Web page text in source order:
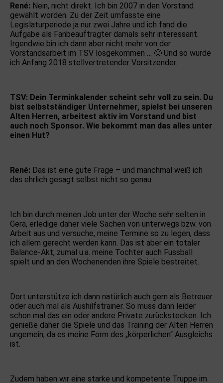
René: Nein, nicht direkt. Ich bin 2007 in den Vorstand
gewählt worden. Zu der Zeit umfasste eine
Legislaturperiode ja nur zwei Jahre und ich fand die
Aufgabe als Fanbeauftragter damals sehr interessant.
Irgendwie bin ich dann aber nicht mehr von der
Vorstandsarbeit im TSV losgekommen … 🙂 Und so wurde
ich Anfang 2018 stellvertretender Vorsitzender.
TSV: Dein Terminkalender scheint sehr voll zu sein. Du
bist selbstständiger Unternehmer, spielst bei unseren
Alten Herren, arbeitest aktiv im Vorstand und bist
auch noch Sponsor. Wie bekommt man das alles unter
einen Hut?
René: Das ist eine gute Frage – und manchmal weiß ich
das ehrlich gesagt selbst nicht so genau.
Ich bin durch meinen Job unter der Woche sehr selten in
Gera, erledige daher viele Sachen von unterwegs bzw. von
Arbeit aus und versuche, meine Termine so zu legen, dass
ich allem gerecht werden kann. Das ist aber ein totaler
Balance-Akt, zumal u.a. meine Tochter auch Fussball
spielt und an den Wochenenden ihre Spiele bestreitet.
Dort unterstütze ich dann natürlich auch gern als Betreuer
oder auch mal als Aushilfstrainer. So muss dann leider
schon mal das ein oder andere Private zurückstecken. Ich
genieße daher die Spiele und das Training der Alten Herren
ungemein, da es meine Form des „körperlichen“ Ausgleichs
ist.
Zudem haben wir eine starke und kompetente Truppe im